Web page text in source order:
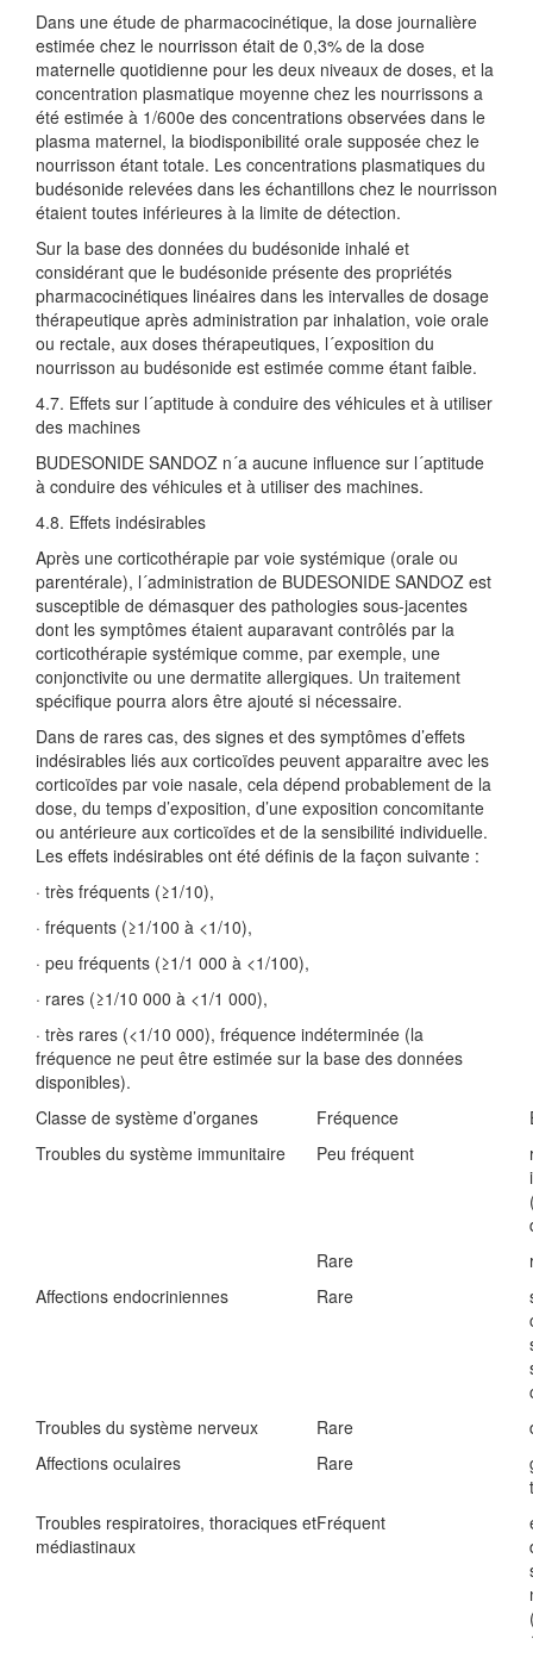
Dans une étude de pharmacocinétique, la dose journalière
estimée chez le nourrisson était de 0,3% de la dose
maternelle quotidienne pour les deux niveaux de doses, et la
concentration plasmatique moyenne chez les nourrissons a
été estimée à 1/600e des concentrations observées dans le
plasma maternel, la biodisponibilité orale supposée chez le
nourrisson étant totale. Les concentrations plasmatiques du
budésonide relevées dans les échantillons chez le nourrisson
étaient toutes inférieures à la limite de détection.
Sur la base des données du budésonide inhalé et
considérant que le budésonide présente des propriétés
pharmacocinétiques linéaires dans les intervalles de dosage
thérapeutique après administration par inhalation, voie orale
ou rectale, aux doses thérapeutiques, l´exposition du
nourrisson au budésonide est estimée comme étant faible.
4.7. Effets sur l´aptitude à conduire des véhicules et à utiliser
des machines
BUDESONIDE SANDOZ n´a aucune influence sur l´aptitude
à conduire des véhicules et à utiliser des machines.
4.8. Effets indésirables
Après une corticothérapie par voie systémique (orale ou
parentérale), l´administration de BUDESONIDE SANDOZ est
susceptible de démasquer des pathologies sous-jacentes
dont les symptômes étaient auparavant contrôlés par la
corticothérapie systémique comme, par exemple, une
conjonctivite ou une dermatite allergiques. Un traitement
spécifique pourra alors être ajouté si nécessaire.
Dans de rares cas, des signes et des symptômes d’effets
indésirables liés aux corticoïdes peuvent apparaitre avec les
corticoïdes par voie nasale, cela dépend probablement de la
dose, du temps d’exposition, d’une exposition concomitante
ou antérieure aux corticoïdes et de la sensibilité individuelle.
Les effets indésirables ont été définis de la façon suivante :
· très fréquents (≥1/10),
· fréquents (≥1/100 à <1/10),
· peu fréquents (≥1/1 000 à <1/100),
· rares (≥1/10 000 à <1/1 000),
· très rares (<1/10 000), fréquence indéterminée (la
fréquence ne peut être estimée sur la base des données
disponibles).
Classe de système d’organes
Fréquence
Troubles du système immunitaire
Peu fréquent
Rare
Affections endocriniennes
Rare
Troubles du système nerveux
Rare
Affections oculaires
Rare
Troubles respiratoires, thoraciques et
médiastinaux
Fréquent